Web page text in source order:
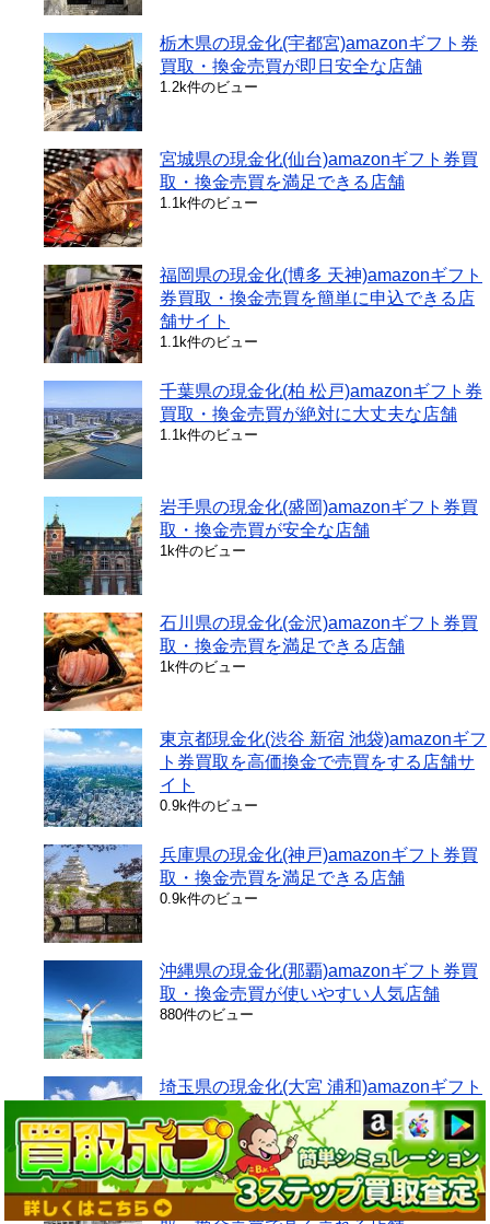
栃木県の現金化(宇都宮)amazonギフト券
買取・換金売買が即日安全な店舗
1.2k件のビュー
宮城県の現金化(仙台)amazonギフト券買
取・換金売買を満足できる店舗
1.1k件のビュー
福岡県の現金化(博多 天神)amazonギフト
券買取・換金売買を簡単に申込できる店
舗サイト
1.1k件のビュー
千葉県の現金化(柏 松戸)amazonギフト券
買取・換金売買が絶対に大丈夫な店舗
1.1k件のビュー
岩手県の現金化(盛岡)amazonギフト券買
取・換金売買が安全な店舗
1k件のビュー
石川県の現金化(金沢)amazonギフト券買
取・換金売買を満足できる店舗
1k件のビュー
東京都現金化(渋谷 新宿 池袋)amazonギフ
ト券買取を高価換金で売買をする店舗サ
イト
0.9k件のビュー
兵庫県の現金化(神戸)amazonギフト券買
取・換金売買を満足できる店舗
0.9k件のビュー
沖縄県の現金化(那覇)amazonギフト券買
取・換金売買が使いやすい人気店舗
880件のビュー
埼玉県の現金化(大宮 浦和)amazonギフト
券買取・換金売買が大好評な店舗
838件のビュー
群馬県の現金化(前橋)amazonギフト券買